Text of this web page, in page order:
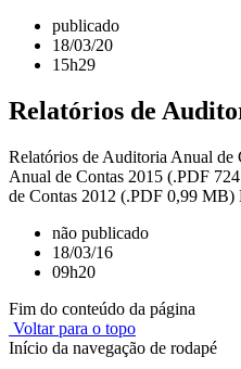
publicado
18/03/20
15h29
Relatórios de
Relatórios de Auditoria Anual
Anual de Contas 2015 (.PDF
de Contas 2012 (.PDF 0,99 MB)
não publicado
18/03/16
09h20
Fim do conteúdo da página
Voltar para o topo
Início da navegação de rodapé